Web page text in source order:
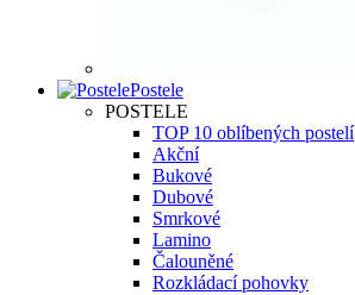
Postele
POSTELE
TOP 10 oblíbených postelí
Akční
Bukové
Dubové
Smrkové
Lamino
Čalouněné
Rozkládací pohovky